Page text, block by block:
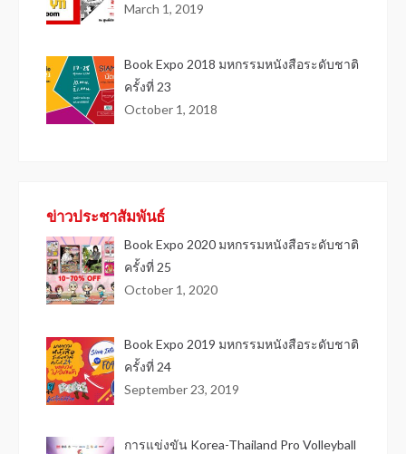
March 1, 2019
Book Expo 2018 มหกรรมหนังสือระดับชาติ
ครั้งที่ 23
October 1, 2018
ข่าวประชาสัมพันธ์
Book Expo 2020 มหกรรมหนังสือระดับชาติ
ครั้งที่ 25
October 1, 2020
Book Expo 2019 มหกรรมหนังสือระดับชาติ
ครั้งที่ 24
September 23, 2019
การแข่งขัน Korea-Thailand Pro Volleyball